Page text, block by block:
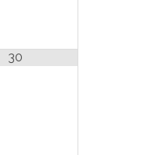
30